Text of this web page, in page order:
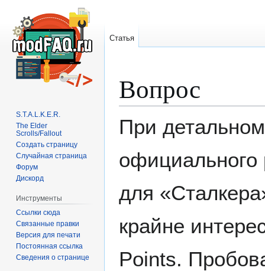
Вопрос
При
официального
для
крайне
Points.
Статья
S.T.A.L.K.E.R.
The Elder
Scrolls/Fallout
Создать страницу
Случайная страница
Форум
Дискорд
Инструменты
Ссылки сюда
Связанные правки
Версия для печати
Постоянная ссылка
Сведения о странице